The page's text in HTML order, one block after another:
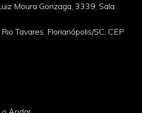
Moura Gonzaga, 3339, Sala
Tavares. Florianópolis/SC. CEP